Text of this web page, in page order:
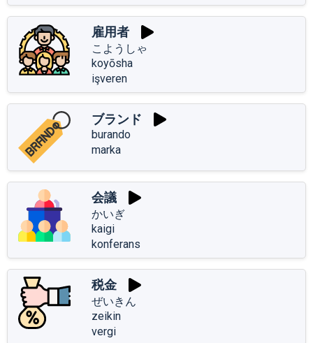
雇用者
こようしゃ
koyōsha
işveren
ブランド
burando
marka
会議
かいぎ
kaigi
konferans
税金
ぜいきん
zeikin
vergi